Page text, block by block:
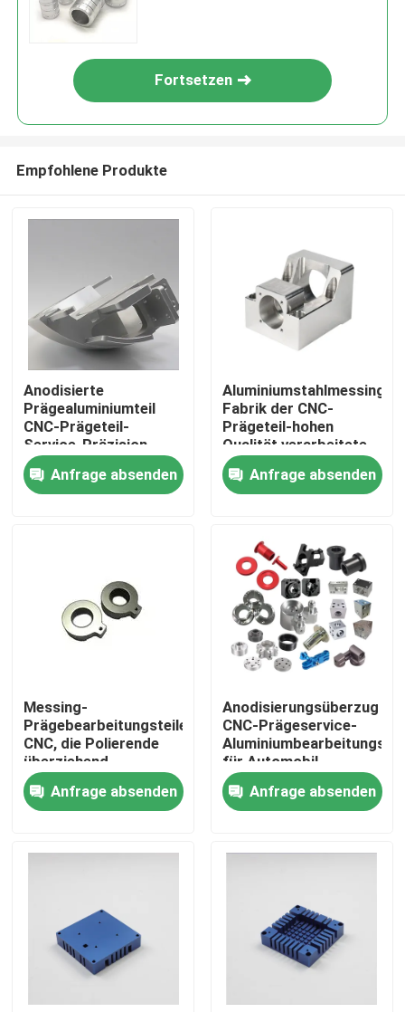
Startseite
Videos
Über uns
Fabrik Tour
Kundenspezifische CNC-Teile
CNC-Frästeile
Fortsetzen
Empfohlene Produkte
Anodisierte
Prägealuminiumteil
CNC-Prägeteil-
Service-Präzision
Anfrage absenden
Aluminiumstahlmessing-
Fabrik der CNC-
Prägeteil-hohen
Qualität verarbeitete
Teile
Anfrage absenden
Messing-
Prägebearbeitungsteile
CNC, die Polierende
überziehend
anodisieren
Anfrage absenden
Anodisierungsüberzug
CNC-Prägeservice-
für Automobil-
Aerospace
Anfrage absenden